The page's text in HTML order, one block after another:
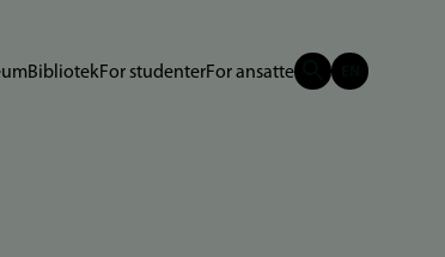
BibliotekFor studenterFor ansatte